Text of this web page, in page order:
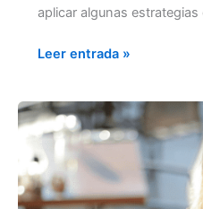
aplicar algunas
Leer entrada »
CÓMO
INFLUIR
PSICOLÓGICAMENTE
EN
LA